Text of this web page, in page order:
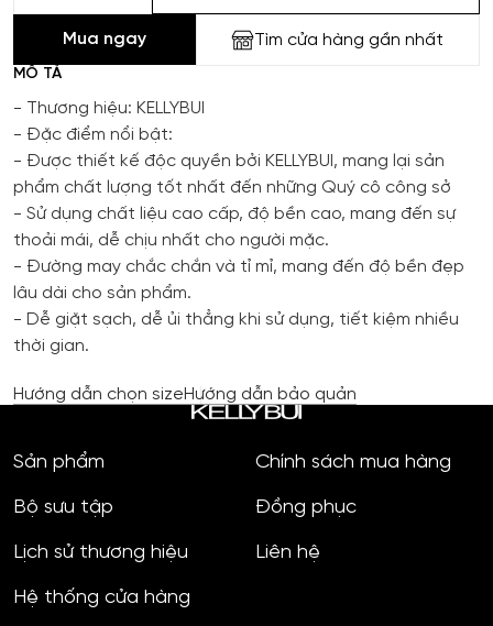
Mua ngay Tìm cửa hàng gần nhất
MÔ TẢ
- Thương hiệu: KELLYBUI
- Đặc điểm nổi bật:
- Được thiết kế độc quyền bởi KELLYBUI, mang lại sản
phẩm chất lượng tốt nhất đến những Quý cô công sở
- Sử dụng chất liệu cao cấp, độ bền cao, mang đến sự
thoải mái, dễ chịu nhất cho người mặc.
- Đường may chắc chắn và tỉ mỉ, mang đến độ bền đẹp
lâu dài cho sản phẩm.
- Dễ giặt sạch, dễ ủi thẳng khi sử dụng, tiết kiệm nhiều
thời gian.
Hướng dẫn chọn sizeHướng dẫn bảo quản
Sản phẩm
Bộ sưu tập
Lịch sử thương hiệu
Hệ thống cửa hàng
Chính sách mua hàng
Đồng phục
Liên hệ